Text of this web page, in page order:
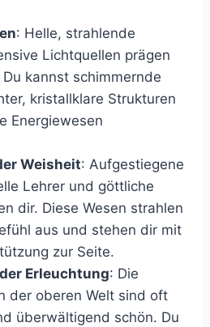
: Helle, strahlende
Lichtquellen prägen
kannst schimmernde
kristallklare Strukturen
Energiewesen
Weisheit: Aufgestiegene
Lehrer und göttliche
dir. Diese Wesen strahlen
aus und stehen dir mit
zur Seite.
Erleuchtung: Die
der oberen Welt sind oft
überwältigend schön. Du